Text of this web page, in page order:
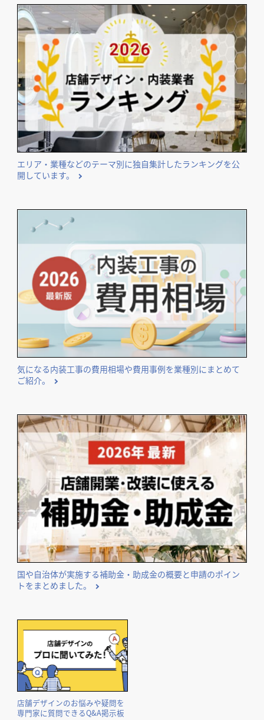
エリア・業種などのテーマ別に独自集計したランキングを公
開しています。
気になる内装工事の費用相場や費用事例を業種別にまとめて
ご紹介。
国や自治体が実施する補助金・助成金の概要と申請のポイン
トをまとめました。
店舗デザインのお悩みや疑問を
専門家に質問できるQ&A掲示板